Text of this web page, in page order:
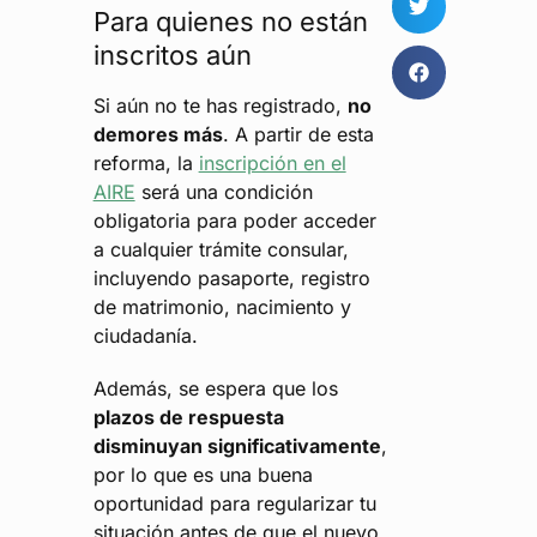
Para quienes no están
inscritos aún
Si aún no te has registrado, no
demores más. A partir de esta
reforma, la inscripción en el
AIRE será una condición
obligatoria para poder acceder
a cualquier trámite consular,
incluyendo pasaporte, registro
de matrimonio, nacimiento y
ciudadanía.
Además, se espera que los
plazos de respuesta
disminuyan significativamente,
por lo que es una buena
oportunidad para regularizar tu
situación antes de que el nuevo